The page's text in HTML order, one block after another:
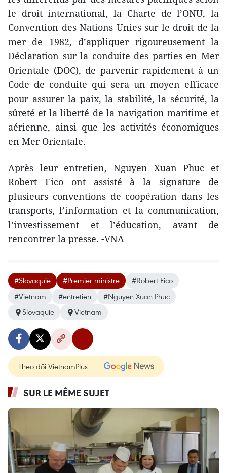
le droit international, la Charte de l’ONU, la
Convention des Nations Unies sur le droit de la
mer de 1982, d’appliquer rigoureusement la
Déclaration sur la conduite des parties en Mer
Orientale (DOC), de parvenir rapidement à un
Code de conduite qui sera un moyen efficace
pour assurer la paix, la stabilité, la sécurité, la
sûreté et la liberté de la navigation maritime et
aérienne, ainsi que les activités économiques
en Mer Orientale.
Après leur entretien, Nguyen Xuan Phuc et
Robert Fico ont assisté à la signature de
plusieurs conventions de coopération dans les
transports, l’information et la communication,
l’investissement et l’éducation, avant de
rencontrer la presse. -VNA
#Slovaquie #Premier ministre
#Robert Fico
#Vietnam
#entretien
#Nguyen Xuan Phuc
Slovaquie
Vietnam
Theo dõi VietnamPlus
SUR LE MÊME SUJET